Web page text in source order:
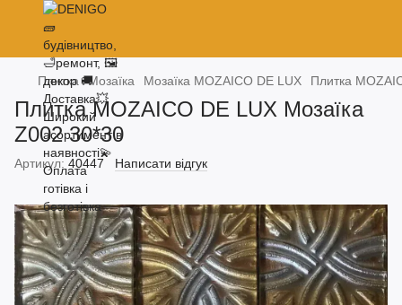
Плитка Мозаїка Мозаїка MOZAICO DE LUX Плитка
Плитка MOZAICO DE LUX Мозаїка
Z002 30*30
Артикул: 40447 Написати відгук